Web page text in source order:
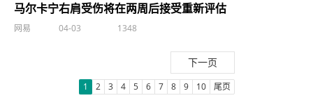
马尔卡宁右肩受伤将在两周后接受重新评估
网易 04-03 1348
1 2 3 4 5 6 7 8 9 10
下一页
尾页